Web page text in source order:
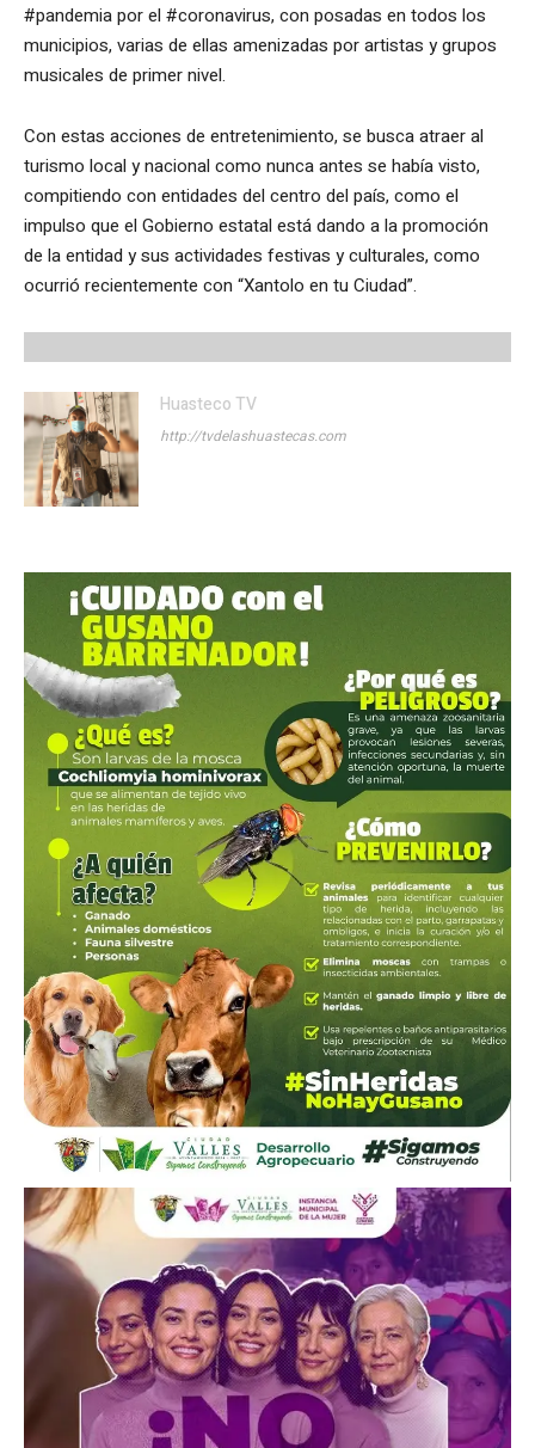
#pandemia por el #coronavirus, con posadas en todos los
municipios, varias de ellas amenizadas por artistas y grupos
musicales de primer nivel.
Con estas acciones de entretenimiento, se busca atraer al
turismo local y nacional como nunca antes se había visto,
compitiendo con entidades del centro del país, como el
impulso que el Gobierno estatal está dando a la promoción
de la entidad y sus actividades festivas y culturales, como
ocurrió recientemente con “Xantolo en tu Ciudad”.
Huasteco TV
http://tvdelashuastecas.com